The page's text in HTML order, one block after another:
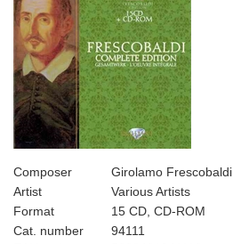
Composer
Girolamo Frescobaldi
Artist
Various Artists
Format
15 CD, CD-ROM
Cat. number
94111